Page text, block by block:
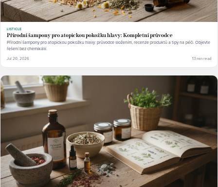
LISTICLE
Přírodní šampony pro atopickou pokožku hlavy: Kompletní průvodce
Přírodní šampony pro atopickou pokožku hlavy: průvodce složením, recenze produktů a tipy na péči. Objevte
řešení bez chemikálií.
Jul 20, 2026 13 min read